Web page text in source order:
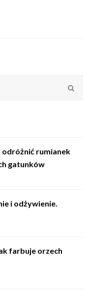
odróżnić rumianek
gatunków
i odżywienie.
farbuje orzech